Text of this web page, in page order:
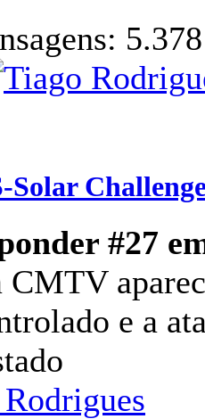
5.378
Solar
#27
CMTV
e a